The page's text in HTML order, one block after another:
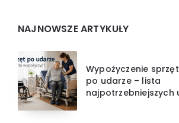
Widgets
NAJNOWSZE ARTYKUŁY
Wypożyczenie
po udarze – lista
najpotrzebniejszych